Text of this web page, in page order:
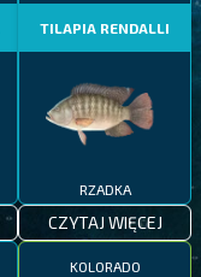
TILAPIA RENDALLI
RZADKA
CZYTAJ WIĘCEJ
KOLORADO